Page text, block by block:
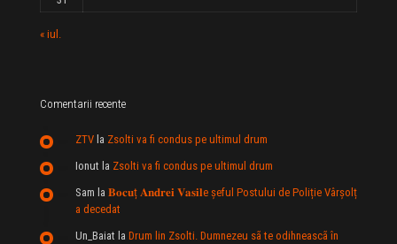
« iul.
Comentarii recente
ZTV la Zsolti va fi condus pe ultimul drum
Ionut la Zsolti va fi condus pe ultimul drum
Sam la 𝐁𝐨𝐜𝐮ț 𝐀𝐧𝐝𝐫𝐞𝐢 𝐕𝐚𝐬𝐢𝐥e şeful Postului de Poliție Vârșolț
a decedat
Un_Baiat la Drum lin Zsolti. Dumnezeu sã te odihneascã în